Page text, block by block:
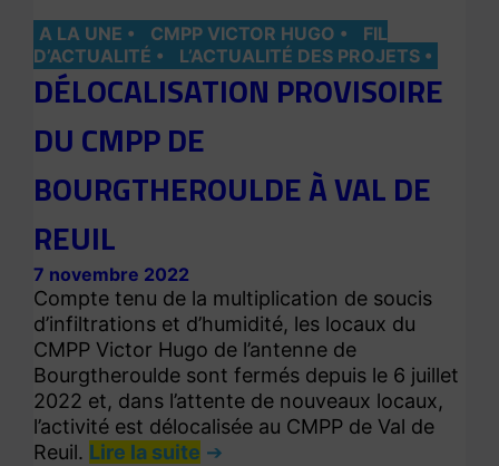
A LA UNE CMPP VICTOR HUGO
FIL
D’ACTUALITÉ
L’ACTUALITÉ DES PROJETS
DÉLOCALISATION PROVISOIRE
DU CMPP DE
BOURGTHEROULDE À VAL DE
REUIL
7 novembre 2022
Compte tenu de la multiplication de soucis
d’infiltrations et d’humidité, les locaux du
CMPP Victor Hugo de l’antenne de
Bourgtheroulde sont fermés depuis le 6 juillet
2022 et, dans l’attente de nouveaux locaux,
l’activité est délocalisée au CMPP de Val de
Reuil. Lire la suite